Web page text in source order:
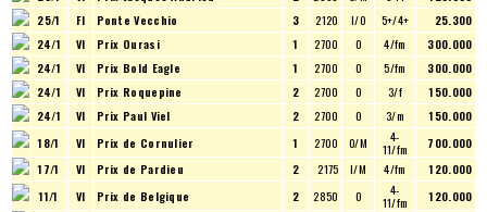
25/1
FI Ponte Vecchio 3 2120 I/O 5+/4+
25.300
24/1
VI Prix Ourasi 1 2700 O 4/fm
300.000
24/1
VI Prix Bold Eagle 1 2700 O 5/fm
300.000
24/1
VI Prix Roquepine 2 2700 O 3/f
150.000
24/1
VI Prix Paul Viel 2 2700 O 3/m
150.000
18/1
VI Prix de Cornulier 1 2700 O/M 4-
11/fm
700.000
17/1
VI Prix de Pardieu 2 2175 I/M 4/fm
120.000
11/1
VI Prix de Belgique 2 2850 O 4-
11/fm
120.000